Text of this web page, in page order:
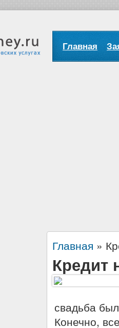
Главная
Главная »
Кредит
свадьба
Конечно,